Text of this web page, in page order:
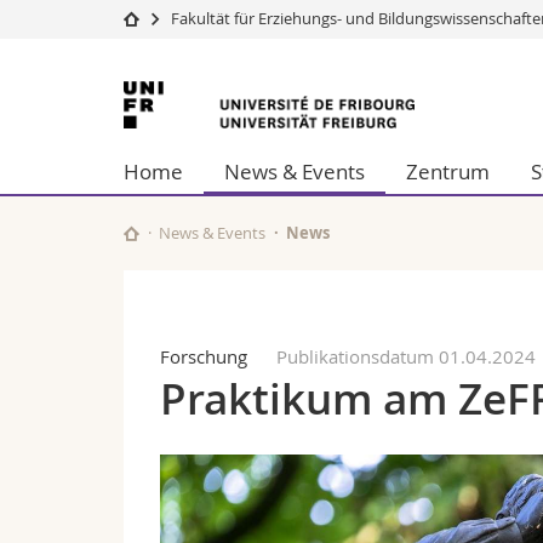
Universität
Studium
Forschung
Universität
Weiterbildung
Wirtschafts-
Philosophische
Fakultät für Erziehungs- und
Universität
Freiburg
Home News & Events Zentrum
News & Events News
Forschung Publikationsdatum 01.04.2024
Praktikum am